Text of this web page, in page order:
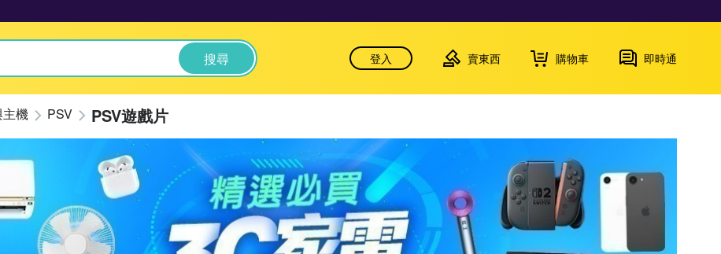
搜尋 登入 賣東西 購物車 即時通
機 PSV PSV遊戲片